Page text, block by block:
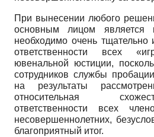
При вынесении любого
основным лицом является
необходимо очень тщательно
ответственности всех
ювенальной юстиции,
сотрудников службы
на результаты
относительная
ответственности всех
несовершеннолетних,
благоприятный итог.